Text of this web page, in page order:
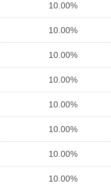
10.00%
10.00%
10.00%
10.00%
10.00%
10.00%
10.00%
10.00%